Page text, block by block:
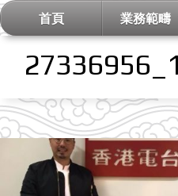
首頁 業務範疇